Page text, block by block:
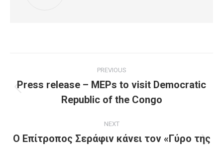
navigation
PREVIOUS
post:
Press release – MEPs to visit Democratic
Republic of the Congo
NEXT
Ο Επίτροπος Σεράφιν κάνει τον «Γύρο της